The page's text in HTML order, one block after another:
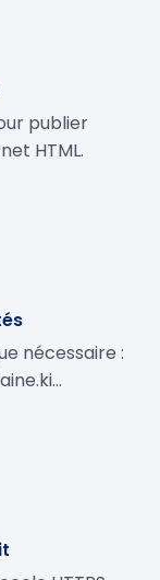
publier
HTML.
nécessaire :